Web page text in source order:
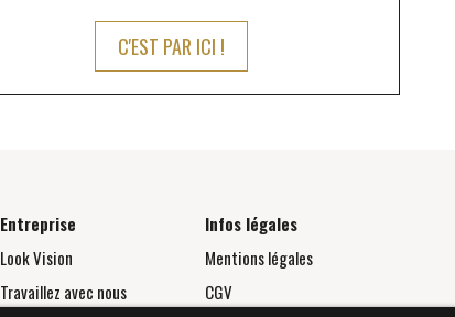
C'EST PAR ICI !
Entreprise
Look Vision
Travaillez avec nous
Infos légales
Mentions légales
CGV